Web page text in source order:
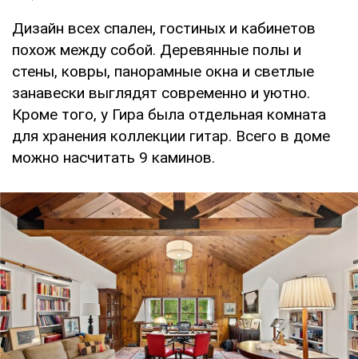
Дизайн всех спален, гостиных и кабинетов
похож между собой. Деревянные полы и
стены, ковры, панорамные окна и светлые
занавески выглядят современно и уютно.
Кроме того, у Гира была отдельная комната
для хранения коллекции гитар. Всего в доме
можно насчитать 9 каминов.